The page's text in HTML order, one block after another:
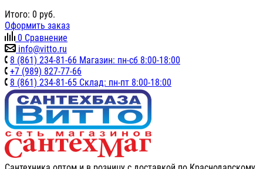
Итого: 0 руб.
Оформить заказ
0 Сравнение
info@vitto.ru
8 (861) 234-81-66 Магазин: пн-сб 8:00-18:00
+7 (989) 827-77-66
8 (861) 234-81-65 Склад: пн-пт 8:00-18:00